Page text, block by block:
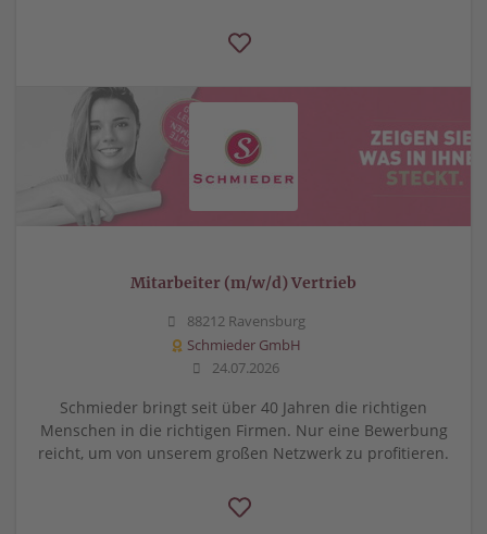
Mitarbeiter (m/w/d) Vertrieb
88212 Ravensburg
Schmieder GmbH
24.07.2026
Schmieder bringt seit über 40 Jahren die richtigen
Menschen in die richtigen Firmen. Nur eine Bewerbung
reicht, um von unserem großen Netzwerk zu profitieren.